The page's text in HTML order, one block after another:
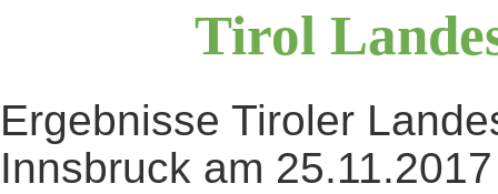
Tirol
Ergebnisse Tiroler
Innsbruck am